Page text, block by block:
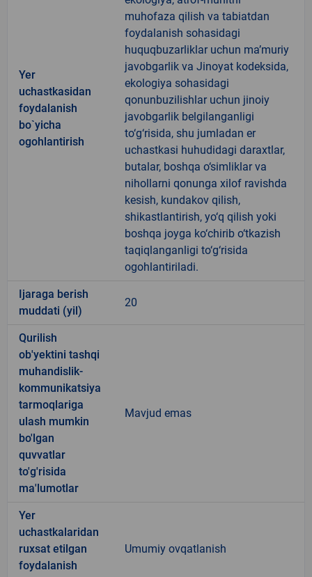
Yer
uchastkasidan
foydalanish
bo`yicha
ogohlantirish
muhofaza qilish va tabiatdan
foydalanish sohasidagi
huquqbuzarliklar uchun ma’muriy
javobgarlik va Jinoyat kodeksida,
ekologiya sohasidagi
qonunbuzilishlar uchun jinoiy
javobgarlik belgilanganligi
to‘g‘risida, shu jumladan er
uchastkasi huhudidagi daraxtlar,
butalar, boshqa o‘simliklar va
nihollarni qonunga xilof ravishda
kesish, kundakov qilish,
shikastlantirish, yo‘q qilish yoki
boshqa joyga ko‘chirib o‘tkazish
taqiqlanganligi to‘g‘risida
ogohlantiriladi.
Ijaraga berish
muddati (yil)
20
Qurilish
ob'yektini tashqi
muhandislik-
kommunikatsiya
tarmoqlariga
ulash mumkin
bo'lgan
quvvatlar
to'g'risida
ma'lumotlar
Mavjud emas
Yer
uchastkalaridan
ruxsat etilgan
foydalanish
Umumiy ovqatlanish